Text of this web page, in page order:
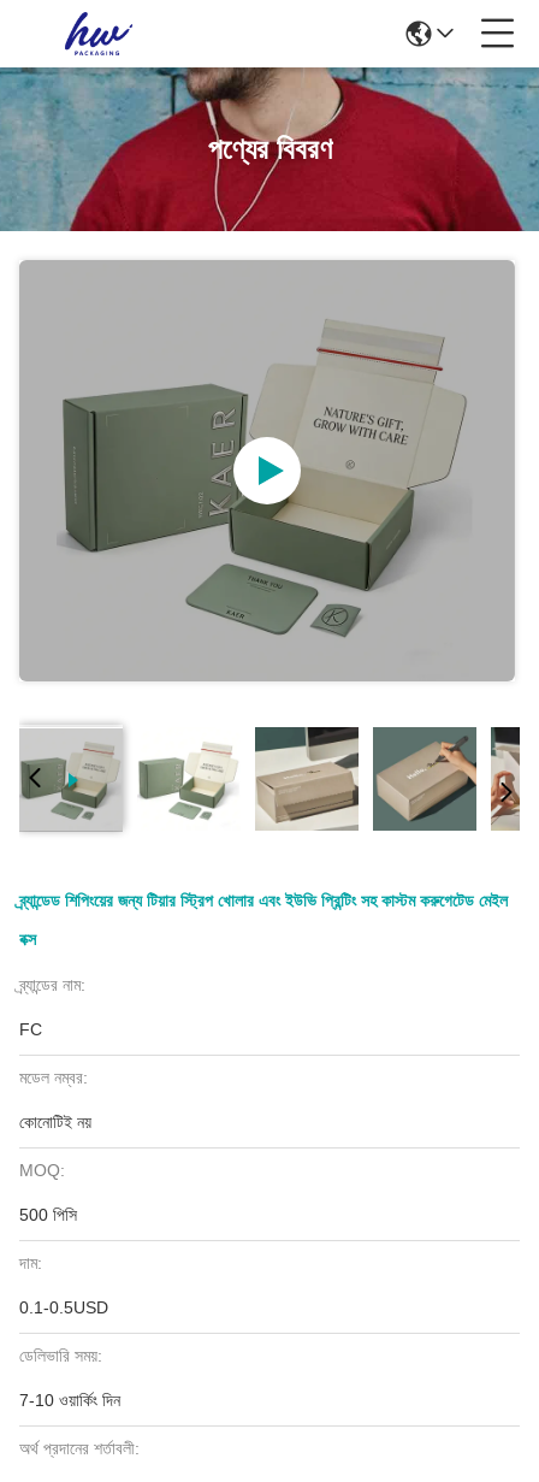
পণ্যের বিবরণ
ব্র্যান্ডেড শিপিংয়ের জন্য টিয়ার স্ট্রিপ খোলার এবং ইউভি প্রিন্টিং সহ কাস্টম করুগেটেড মেইল
বক্স
ব্র্যান্ডের নাম:
FC
মডেল নম্বর:
কোনোটিই নয়
MOQ:
500 পিসি
দাম:
0.1-0.5USD
ডেলিভারি সময়:
7-10 ওয়ার্কিং দিন
অর্থ প্রদানের শর্তাবলী: